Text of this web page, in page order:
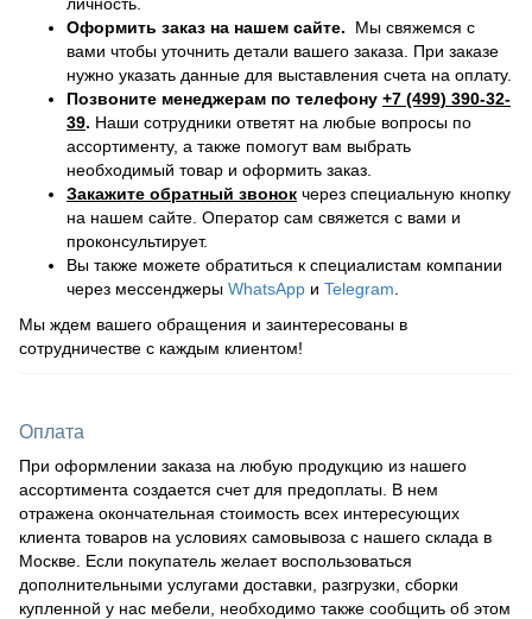
Оформить заказ на нашем сайте. Мы свяжемся с
вами чтобы уточнить детали вашего заказа. При заказе
нужно указать данные для выставления счета на оплату.
Позвоните менеджерам по телефону +7 (499) 390-32-
39. Наши сотрудники ответят на любые вопросы по
ассортименту, а также помогут вам выбрать
необходимый товар и оформить заказ.
Закажите обратный звонок через специальную кнопку
на нашем сайте. Оператор сам свяжется с вами и
проконсультирует.
Вы также можете обратиться к специалистам компании
через мессенджеры WhatsApp и Telegram
Мы ждем вашего обращения и заинтересованы в
сотрудничестве с каждым клиентом!
Оплата
При оформлении заказа на любую продукцию из нашего
ассортимента создается счет для предоплаты. В нем
отражена окончательная стоимость всех интересующих
клиента товаров на условиях самовывоза с нашего склада в
Москве. Если покупатель желает воспользоваться
дополнительными услугами доставки, разгрузки, сборки
купленной у нас мебели, необходимо также сообщить об этом